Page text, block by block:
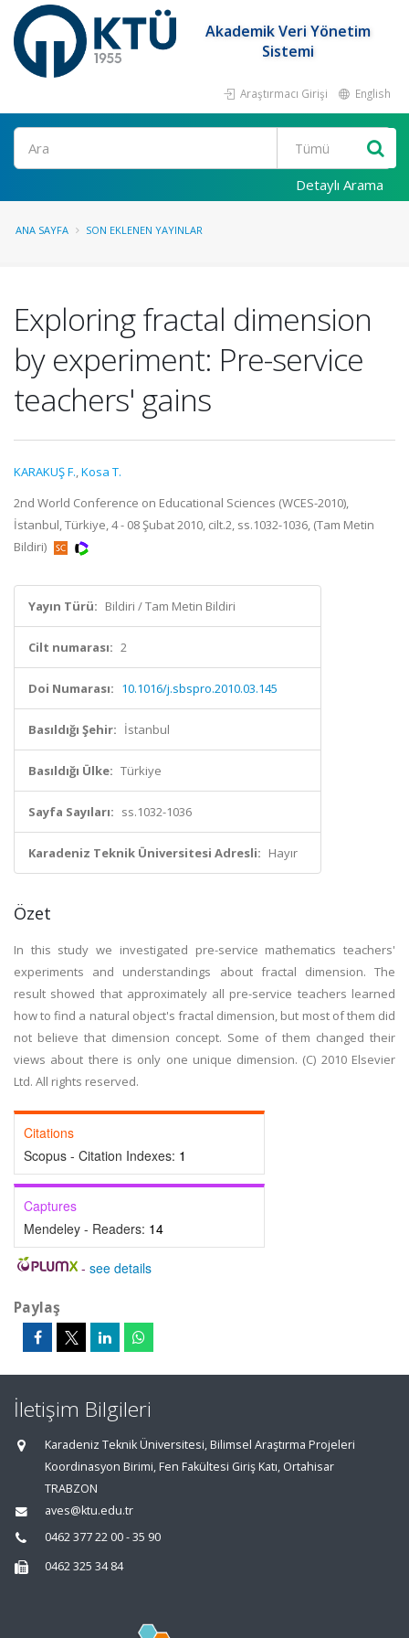
Akademik Veri Yönetim
Sistemi
Araştırmacı Girişi English
Ara
Detaylı Arama
ANA SAYFA SON EKLENEN YAYINLAR
Exploring fractal dimension
by experiment: Pre-service
teachers' gains
KARAKUŞ F.,Kosa T.
2nd World Conference on Educational Sciences (WCES-2010),
İstanbul, Türkiye, 4 - 08 Şubat 2010, cilt.2, ss.1032-1036, (Tam Metin
Bildiri)
Yayın Türü: Bildiri / Tam Metin Bildiri
Cilt numarası: 2
Doi Numarası: 10.1016/j.sbspro.2010.03.145
Basıldığı Şehir: İstanbul
Basıldığı Ülke: Türkiye
Sayfa Sayıları: ss.1032-1036
Karadeniz Teknik Üniversitesi Adresli: Hayır
Özet
In this study we investigated pre-service mathematics teachers'
experiments and understandings about fractal dimension. The
result showed that approximately all pre-service teachers learned
how to find a natural object's fractal dimension, but most of them did
not believe that dimension concept. Some of them changed their
views about there is only one unique dimension. (C) 2010 Elsevier
Ltd. All rights reserved.
Citations
Scopus - Citation Indexes: 1
Captures
Mendeley - Readers: 14
- see details
Paylaş
İletişim Bilgileri
Karadeniz Teknik Üniversitesi, Bilimsel Araştırma Projeleri
Koordinasyon Birimi, Fen Fakültesi Giriş Katı, Ortahisar
TRABZON
aves@ktu.edu.tr
0462 377 22 00 - 35 90
0462 325 34 84